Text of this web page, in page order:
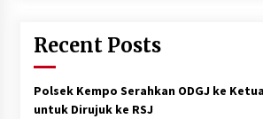
Recent Posts
Polsek Kempo Serahkan ODGJ ke
untuk Dirujuk ke RSJ